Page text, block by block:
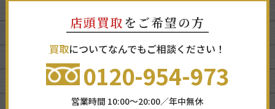
店頭買取 をご希望の方
買取についてなんでもご相談ください！
0120-954-973
営業時間 10:00～20:00／年中無休